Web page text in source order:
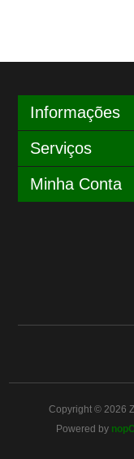
Informações
Serviços
Minha Conta
Copyright © 2026
Powered by